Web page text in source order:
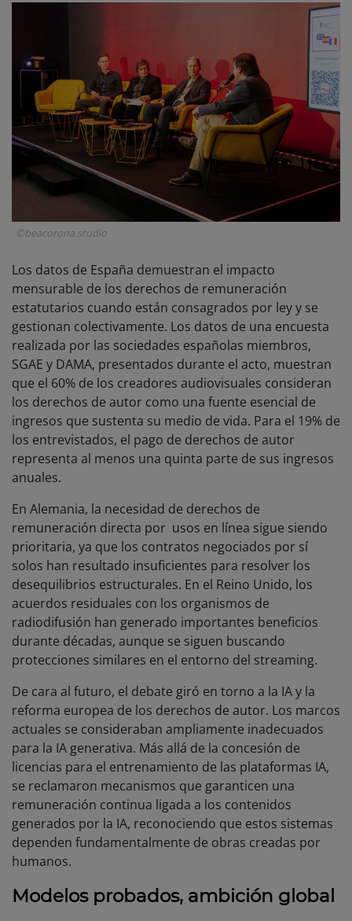
©beacorona.studio
Los datos de España demuestran el impacto
mensurable de los derechos de remuneración
estatutarios cuando están consagrados por ley y se
gestionan colectivamente. Los datos de una encuesta
realizada por las sociedades españolas miembros,
SGAE y DAMA, presentados durante el acto, muestran
que el 60% de los creadores audiovisuales consideran
los derechos de autor como una fuente esencial de
ingresos que sustenta su medio de vida. Para el 19% de
los entrevistados, el pago de derechos de autor
representa al menos una quinta parte de sus ingresos
anuales.
En Alemania, la necesidad de derechos de
remuneración directa por usos en línea sigue siendo
prioritaria, ya que los contratos negociados por sí
solos han resultado insuficientes para resolver los
desequilibrios estructurales. En el Reino Unido, los
acuerdos residuales con los organismos de
radiodifusión han generado importantes beneficios
durante décadas, aunque se siguen buscando
protecciones similares en el entorno del streaming.
De cara al futuro, el debate giró en torno a la IA y la
reforma europea de los derechos de autor. Los marcos
actuales se consideraban ampliamente inadecuados
para la IA generativa. Más allá de la concesión de
licencias para el entrenamiento de las plataformas IA,
se reclamaron mecanismos que garanticen una
remuneración continua ligada a los contenidos
generados por la IA, reconociendo que estos sistemas
dependen fundamentalmente de obras creadas por
humanos.
Modelos probados, ambición global